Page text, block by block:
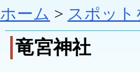
ホーム > スポット
竜宮神社